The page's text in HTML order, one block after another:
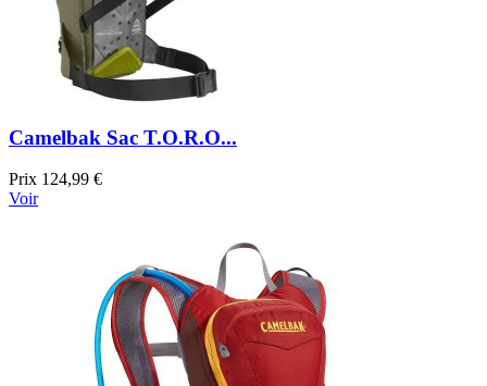
Camelbak Sac T.O.R.O...
Prix 124,99 €
Voir